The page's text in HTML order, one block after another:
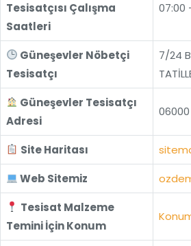
Tesisatçısı Çalışma
Saatleri
07:00
Güneşevler Nöbetçi
Tesisatçı
7/24
Güneşevler Tesisatçı
Adresi
06000
Site Haritası
Web Sitemiz
Tesisat Malzeme
Temini İçin Konum